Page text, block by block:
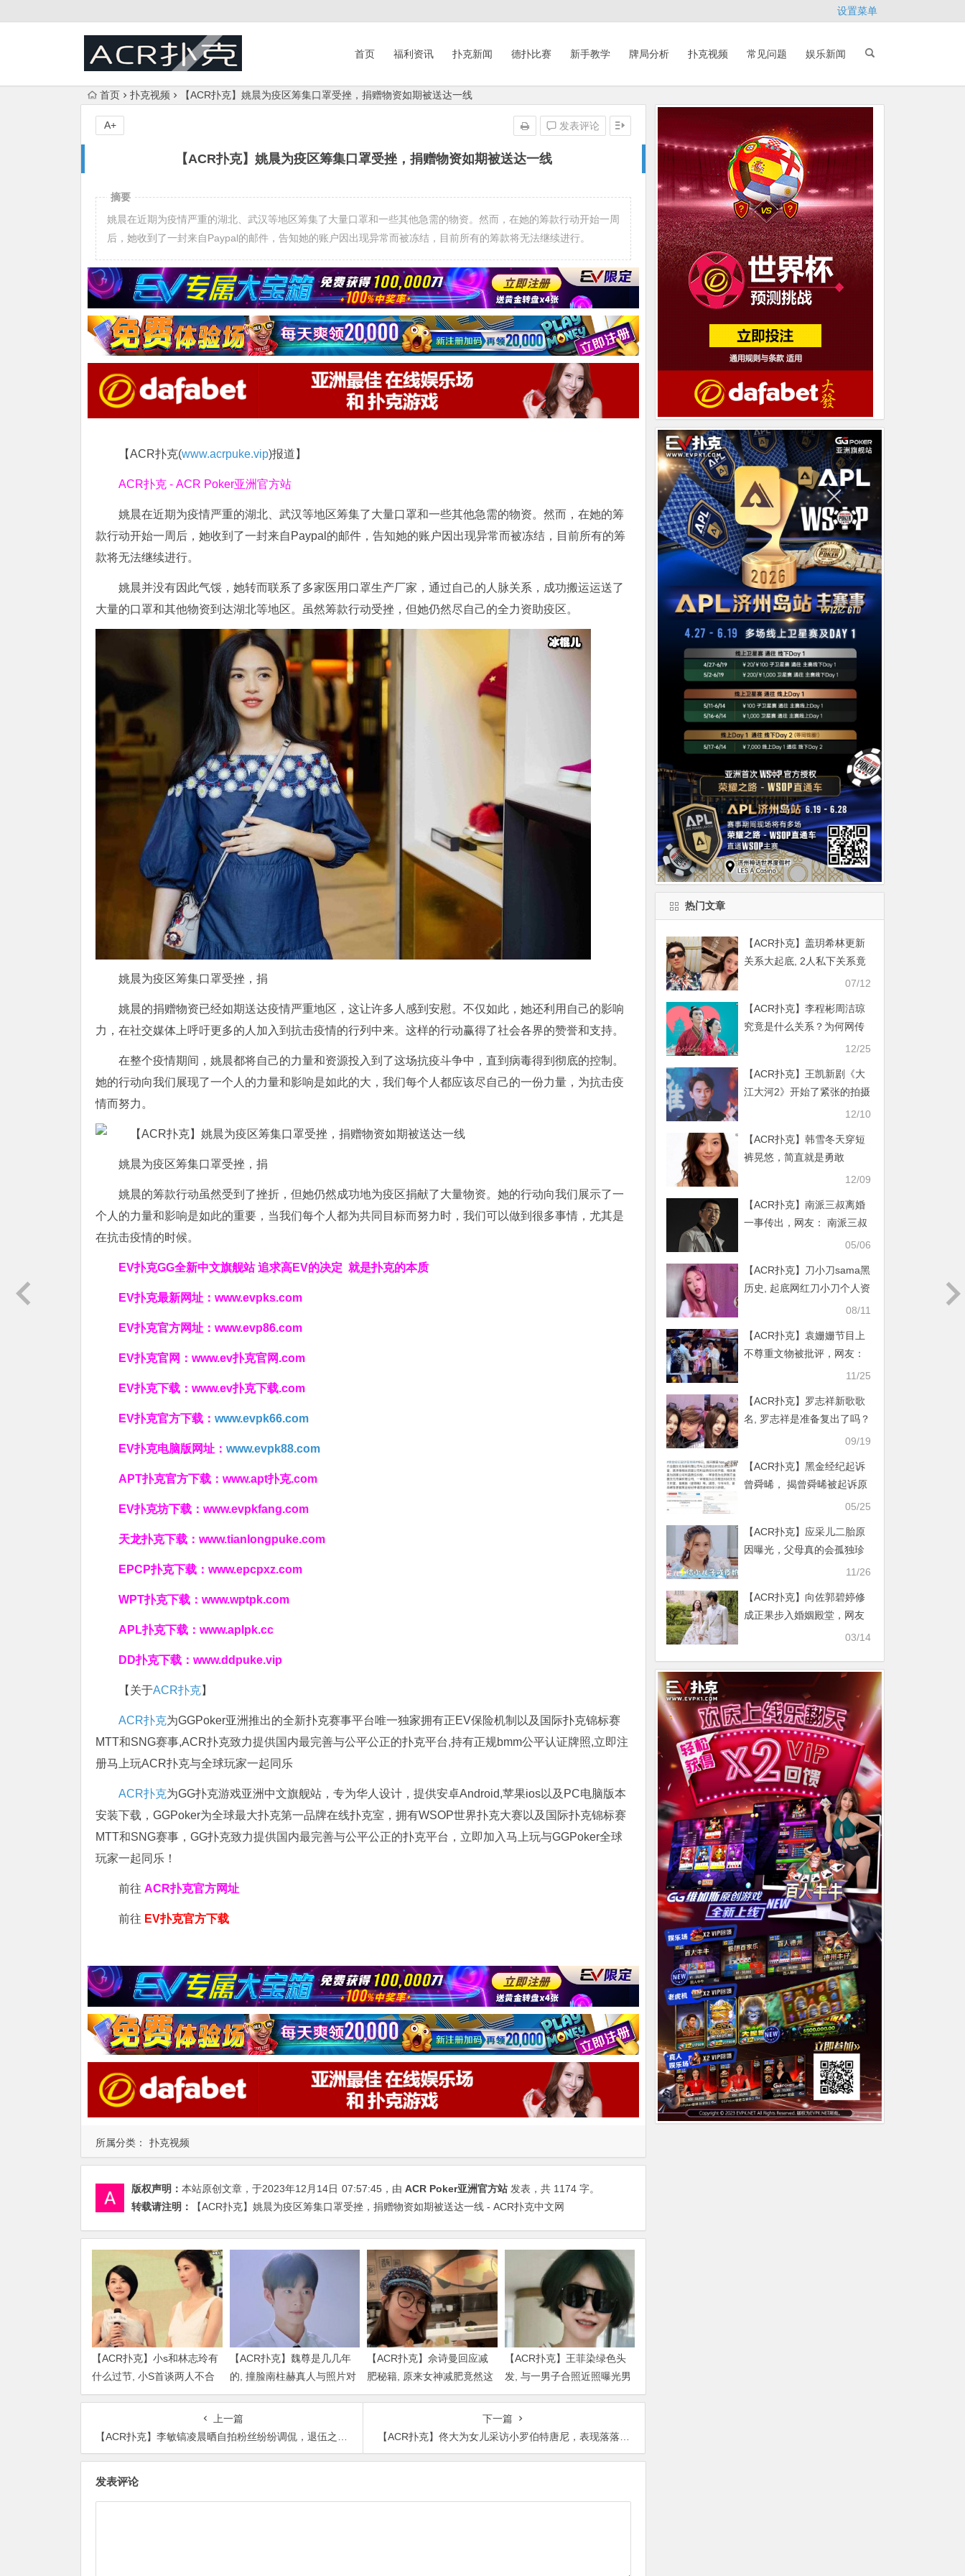
设置菜单
首页 福利资讯 扑克新闻 德扑比赛 新手教学 牌局分析 扑克视频 常见问题 娱乐新闻
首页 扑克视频 【ACR扑克】姚晨为疫区筹集口罩受挫，捐赠物资如期被送达一线
【ACR扑克】姚晨为疫区筹集口罩受挫，捐赠物资如期被送达一线
发表评论
A+
所属分类： 扑克视频
摘要
姚晨在近期为疫情严重的湖北、武汉等地区筹集了大量口罩和一些其他急需的物资。然而，在她的筹款行动开始一周
后，她收到了一封来自Paypal的邮件，告知她的账户因出现异常而被冻结，目前所有的筹款将无法继续进行。
【ACR扑克(www.acrpuke.vip)报道】
ACR扑克 - ACR Poker亚洲官方站
姚晨在近期为疫情严重的湖北、武汉等地区筹集了大量口罩和一些其他急需的物资。然而，在她的筹
款行动开始一周后，她收到了一封来自Paypal的邮件，告知她的账户因出现异常而被冻结，目前所有的筹
款将无法继续进行。
姚晨并没有因此气馁，她转而联系了多家医用口罩生产厂家，通过自己的人脉关系，成功搬运运送了
大量的口罩和其他物资到达湖北等地区。虽然筹款行动受挫，但她仍然尽自己的全力资助疫区。
姚晨为疫区筹集口罩受挫，捐
姚晨的捐赠物资已经如期送达疫情严重地区，这让许多人感到安慰。不仅如此，她还利用自己的影响
力，在社交媒体上呼吁更多的人加入到抗击疫情的行列中来。这样的行动赢得了社会各界的赞誉和支持。
在整个疫情期间，姚晨都将自己的力量和资源投入到了这场抗疫斗争中，直到病毒得到彻底的控制。
她的行动向我们展现了一个人的力量和影响是如此的大，我们每个人都应该尽自己的一份力量，为抗击疫
情而努力。
姚晨为疫区筹集口罩受挫，捐
姚晨的筹款行动虽然受到了挫折，但她仍然成功地为疫区捐献了大量物资。她的行动向我们展示了一
个人的力量和影响是如此的重要，当我们每个人都为共同目标而努力时，我们可以做到很多事情，尤其是
在抗击疫情的时候。
EV扑克GG全新中文旗舰站追求高EV的决定 就是扑克的本质
EV扑克最新网址： www.evpks.com
EV扑克官方网址： www.evp86.com
EV扑克官网： www.ev扑克官网.com
EV扑克下载： www.ev扑克下载.com
EV扑克官方下载： www.evpk66.com
EV扑克电脑版网址： www.evpk88.com
APT扑克官方下载： www.apt扑克.com
EV扑克坊下载： www.evpkfang.com
天龙扑克下载： www.tianlongpuke.com
EPCP扑克下载： www.epcpxz.com
WPT扑克下载： www.wptpk.com
APL扑克下载： www.aplpk.cc
DD扑克下载： www.ddpuke.vip
【关于ACR扑克】
ACR扑克为GGPoker亚洲推出的全新扑克赛事平台唯一独家拥有正EV保险机制以及国际扑克锦标赛
MTT和SNG赛事,ACR扑克致力提供国内最完善与公平公正的扑克平台,持有正规bmm公平认证牌照,立即注
册马上玩ACR扑克与全球玩家一起同乐
ACR扑克为GG扑克游戏亚洲中文旗舰站，专为华人设计，提供安卓Android,苹果ios以及PC电脑版本
安装下载，GGPoker为全球最大扑克第一品牌在线扑克室，拥有WSOP世界扑克大赛以及国际扑克锦标赛
MTT和SNG赛事，GG扑克致力提供国内最完善与公平公正的扑克平台，立即加入马上玩与GGPoker全球
玩家一起同乐！
前往 ACR扑克官方网址
前往 EV扑克官方下载
版权声明： 本站原创文章，于2023年12月14日 07:57:45 ，由 ACR Poker亚洲官方站 发表，共 1174 字。
转载请注明：
【ACR扑克】姚晨为疫区筹集口罩受挫，捐赠物资如期被送达一线 - ACR扑克中文网
【ACR扑克】小s和林志玲有
什么过节, 小S首谈两人不合
传闻说了什么
【ACR扑克】魏尊是几几年
的, 撞脸南柱赫真人与照片对
比颜值被质疑
【ACR扑克】佘诗曼回应减
肥秘籍, 原来女神减肥竟然这
么简单
【ACR扑克】王菲染绿色头
发, 与一男子合照近照曝光男
子身份被扒出
上一篇
【ACR扑克】李敏镐凌晨晒自拍粉丝纷纷调侃，退伍之后依然人气爆棚
下一篇
【ACR扑克】佟大为女儿采访小罗伯特唐尼，表现落落大方让人羡慕
发表评论
热门文章
【ACR扑克】盖玥希林更新
关系大起底, 2人私下关系竟
07/12
【ACR扑克】李程彬周洁琼
究竟是什么关系？为何网传
12/25
【ACR扑克】王凯新剧《大
江大河2》开始了紧张的拍摄
12/10
【ACR扑克】韩雪冬天穿短
裤晃悠，简直就是勇敢
12/09
【ACR扑克】南派三叔离婚
一事传出，网友： 南派三叔
05/06
【ACR扑克】刀小刀sama黑
历史, 起底网红刀小刀个人资
08/11
【ACR扑克】袁姗姗节目上
不尊重文物被批评，网友：
11/25
【ACR扑克】罗志祥新歌歌
名, 罗志祥是准备复出了吗？
09/19
【ACR扑克】黑金经纪起诉
曾舜晞， 揭曾舜晞被起诉原
05/25
【ACR扑克】应采儿二胎原
因曝光，父母真的会孤独珍
11/26
【ACR扑克】向佐郭碧婷修
成正果步入婚姻殿堂，网友
03/14